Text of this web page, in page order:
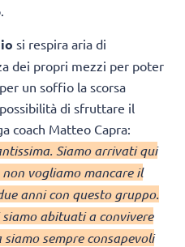
si respira aria di
dei propri mezzi per poter
un soffio la scorsa
di sfruttare il
coach Matteo Capra:
Siamo arrivati qui
vogliamo mancare il
anni con questo gruppo.
abituati a convivere
sempre consapevoli